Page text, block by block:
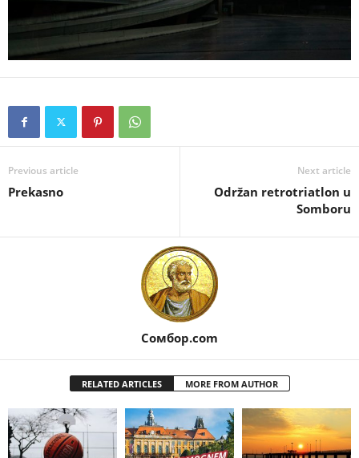
Previous article
Prekasno
Next article
Održan retrotriatlon u
Somboru
Сомбор.com
RELATED ARTICLES MORE FROM AUTHOR